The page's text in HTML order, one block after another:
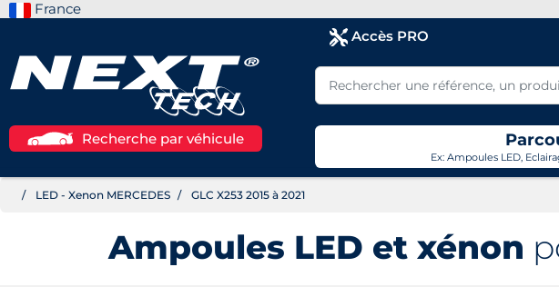
France
Accès PRO
Recherche par véhicule
Ex: Ampoules LED,
LED - Xenon MERCEDES GLC X253 2015 à 2021
Ampoules LED et xénon